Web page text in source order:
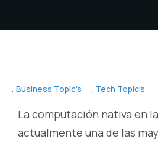
Business Topic's Tech Topic's
La computación nativa en
actualmente una de las